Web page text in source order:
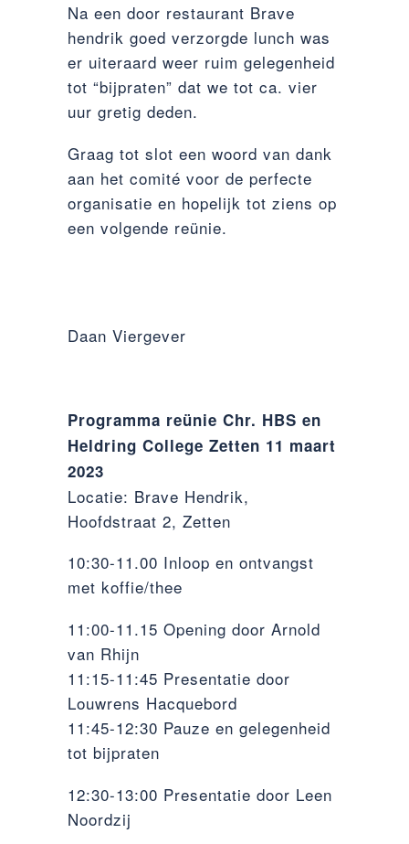
Na een door restaurant Brave
hendrik goed verzorgde lunch was
er uiteraard weer ruim gelegenheid
tot “bijpraten” dat we tot ca. vier
uur gretig deden.
Graag tot slot een woord van dank
aan het comité voor de perfecte
organisatie en hopelijk tot ziens op
een volgende reünie.
Daan Viergever
Programma reünie Chr. HBS en
Heldring College Zetten 11 maart
2023
Locatie: Brave Hendrik,
Hoofdstraat 2, Zetten
10:30-11.00 Inloop en ontvangst
met koffie/thee
11:00-11.15 Opening door Arnold
van Rhijn
11:15-11:45 Presentatie door
Louwrens Hacquebord
11:45-12:30 Pauze en gelegenheid
tot bijpraten
12:30-13:00 Presentatie door Leen
Noordzij